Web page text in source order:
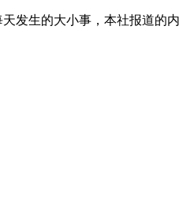
发生的大小事，本社报道的